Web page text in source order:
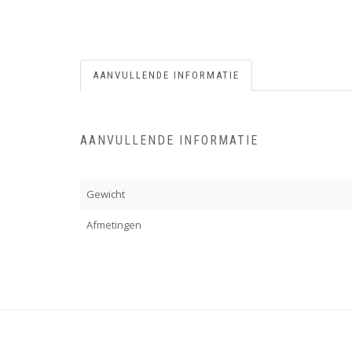
AANVULLENDE INFORMATIE
AANVULLENDE INFORMATIE
Gewicht
Afmetingen